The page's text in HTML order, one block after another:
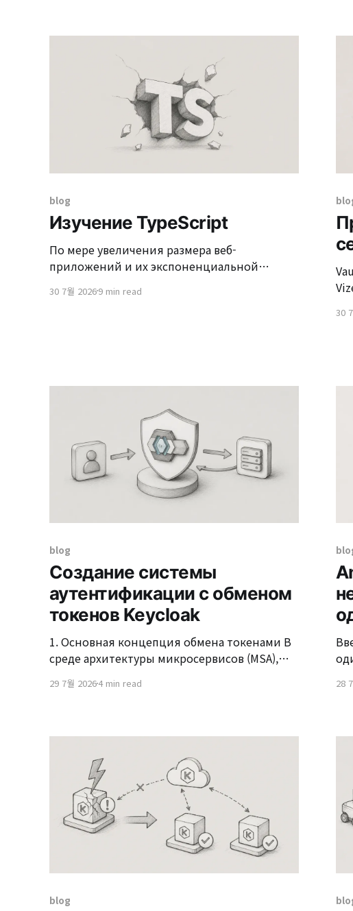
пропагандирует удаление дочерних
элементов, когда родитель удаляется, и
позволяет обрабатывать сохранение и
удаление вместе в соответствии с графом
объектов. Тем не менее, изменения
blog
Изучение TypeScript
По мере увеличения размера веб-
приложений и их экспоненциальной
изменения в инструментах и языках
браузерах. Эта статья глубоко погрузится в
30 7월 20269 min read
файлы.
30
blog
Создание системы
аутентификации с обменом
токенов Keycloak
1. Основная концепция обмена токенами В
среде архитектуры микросервисов (MSA),
полномочия или повторно выдавать
предоставляемая Keycloak, является весьма
полезным решением. Эта технология
позволяет аутентифицированному клиенту
передавать существующий токен, который
Keycloak проверяет и обменивает на новый
токен с соответствующими полномочиями
29 7월 20264 min read
Введение
28
blog